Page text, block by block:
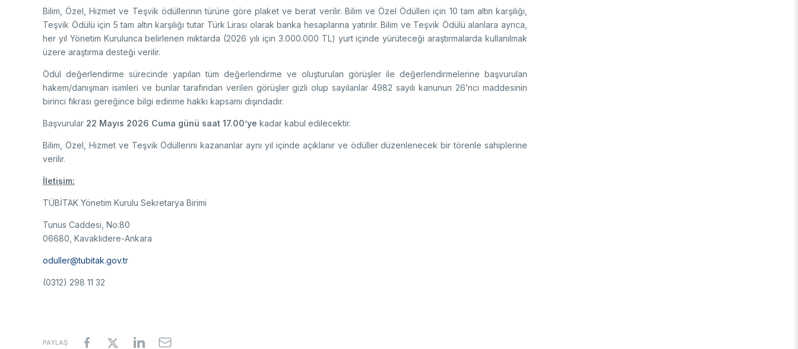
Bilim, Özel, Hizmet ve Teşvik ödüllerinin türüne göre plaket ve berat verilir. Bilim ve Özel Ödülleri için 10 tam altın karşılığı,
Teşvik Ödülü için 5 tam altın karşılığı tutar Türk Lirası olarak banka hesaplarına yatırılır. Bilim ve Teşvik Ödülü alanlara ayrıca,
her yıl Yönetim Kurulunca belirlenen miktarda (2026 yılı için 3.000.000 TL) yurt içinde yürüteceği araştırmalarda kullanılmak
üzere araştırma desteği verilir.
Ödül değerlendirme sürecinde yapılan tüm değerlendirme ve oluşturulan görüşler ile değerlendirmelerine başvurulan
hakem/danışman isimleri ve bunlar tarafından verilen görüşler gizli olup sayılanlar 4982 sayılı kanunun 26’ncı maddesinin
birinci fıkrası gereğince bilgi edinme hakkı kapsamı dışındadır.
Başvurular 22 Mayıs 2026 Cuma günü saat 17.00’ye kadar kabul edilecektir.
Bilim, Özel, Hizmet ve Teşvik Ödüllerini kazananlar aynı yıl içinde açıklanır ve ödüller düzenlenecek bir törenle sahiplerine
verilir.
İletişim:
TÜBİTAK Yönetim Kurulu Sekretarya Birimi
Tunus Caddesi, No:80
06680, Kavaklıdere-Ankara
oduller@tubitak.gov.tr
(0312) 298 11 32
PAYLAŞ